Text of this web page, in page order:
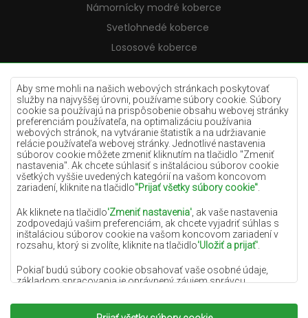
Aby sme mohli na našich webových stránkach poskytovať
služby na najvyššej úrovni, používame súbory cookie. Súbory
cookie sa používajú na prispôsobenie obsahu webovej stránky
preferenciám používateľa, na optimalizáciu používania
webových stránok, na vytváranie štatistík a na udržiavanie
relácie používateľa webovej stránky. Jednotlivé nastavenia
súborov cookie môžete zmeniť kliknutím na tlačidlo "Zmeniť
nastavenia". Ak chcete súhlasiť s inštaláciou súborov cookie
všetkých vyššie uvedených kategórií na vašom koncovom
zariadení, kliknite na tlačidlo"Prijať všetky súbory cookie"
Ak kliknete na tlačidlo'Zmeniť nastavenia' , ak vaše nastavenia
zodpovedajú vašim preferenciám, ak chcete vyjadriť súhlas s
inštaláciou súborov cookie na vašom koncovom zariadení v
rozsahu, ktorý si zvolíte, kliknite na tlačidlo'Uložiť a prijať'
Pokiaľ budú súbory cookie obsahovať vaše osobné údaje,
základom spracovania je oprávnený záujem správcu
podobe poskytovania vysokokvalitných služieb na našej
webovej stránke a marketingových aktivít správcu osobných
Námornícky modré koberce
Svetlohnedé koberce
Lososové koberce
Krémové koberce
Lilac koberce
Žlté koberce
Mätové koberce
Modré koberce
Oranžové koberce
Ružové koberce
Šedé koberce
Terakotové koberce
Zelené koberce
Zlaté koberce